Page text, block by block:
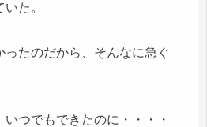
た。
ったのだから、そんなに急ぐ
つでもできたのに・・・・